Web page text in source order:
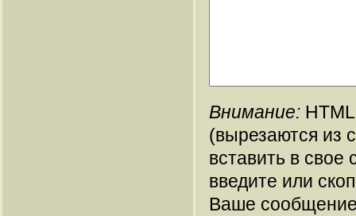
Внимание:
(вырезаются из
вставить в
введите или
Ваше